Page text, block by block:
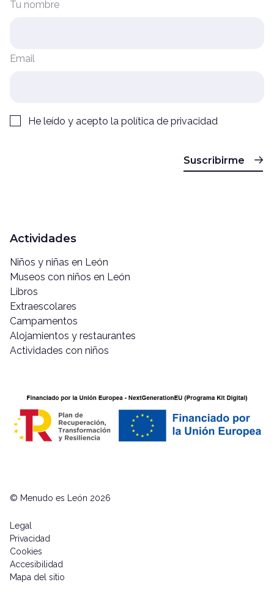
Tu nombre
Email
He leído y acepto la política de privacidad
Suscribirme
Actividades
Niños y niñas en León
Museos con niños en León
Libros
Extraescolares
Campamentos
Alojamientos y restaurantes
Actividades con niños
© Menudo es León 2026
Legal
Privacidad
Cookies
Accesibilidad
Mapa del sitio